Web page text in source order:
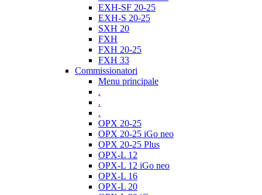
EXH-SF 20-25
EXH-S 20-25
SXH 20
FXH
FXH 20-25
FXH 33
Commissionatori
Menu principale
.
.
.
OPX 20-25
OPX 20-25 iGo neo
OPX 20-25 Plus
OPX-L 12
OPX-L 12 iGo neo
OPX-L 16
OPX-L 20